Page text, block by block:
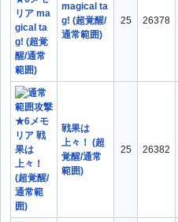
magical ta
g! (超覚醒/
通常範囲)
25 26378
戦果は
上々！ (超
覚醒/通常
範囲)
25 26382